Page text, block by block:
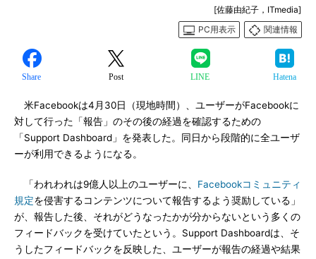
[佐藤由紀子，ITmedia]
PC用表示
関連情報
Share Post LINE Hatena
米Facebookは4月30日（現地時間）、ユーザーがFacebookに
対して行った「報告」のその後の経過を確認するための
「Support Dashboard」を発表した。同日から段階的に全ユーザ
ーが利用できるようになる。
「われわれは9億人以上のユーザーに、 Facebookコミュニティ
規定を侵害するコンテンツについて報告するよう奨励している」
が、報告した後、それがどうなったかが分からないという多くの
フィードバックを受けていたという。Support Dashboardは、そ
うしたフィードバックを反映した、ユーザーが報告の経過や結果